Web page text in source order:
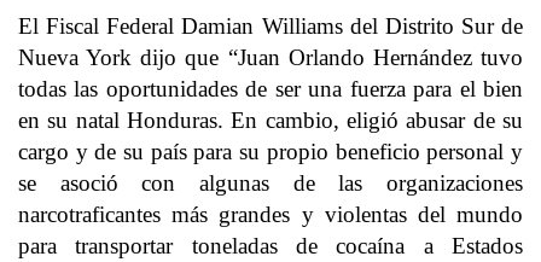
El Fiscal Federal Damian Williams del Distrito Sur de
Nueva York dijo que “Juan Orlando Hernández tuvo
todas las oportunidades de ser una fuerza para el bien
en su natal Honduras. En cambio, eligió abusar de su
cargo y de su país para su propio beneficio personal y
se asoció con algunas de las organizaciones
narcotraficantes más grandes y violentas del mundo
para transportar toneladas de cocaína a Estados